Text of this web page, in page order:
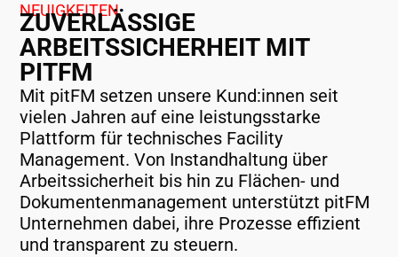
NEUIGKEITEN
ZUVERLÄSSIGE
ARBEITSSICHERHEIT MIT
PITFM
Mit pitFM setzen unsere Kund:innen seit
vielen Jahren auf eine leistungsstarke
Plattform für technisches Facility
Management. Von Instandhaltung über
Arbeitssicherheit bis hin zu Flächen- und
Dokumentenmanagement unterstützt pitFM
Unternehmen dabei, ihre Prozesse effizient
und transparent zu steuern.